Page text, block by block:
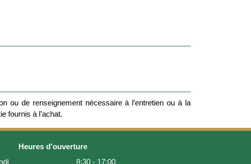
ou de renseignement nécessaire à l’entretien ou à la
fournis à l’achat.
Heures d'ouverture
8:30 - 17:00